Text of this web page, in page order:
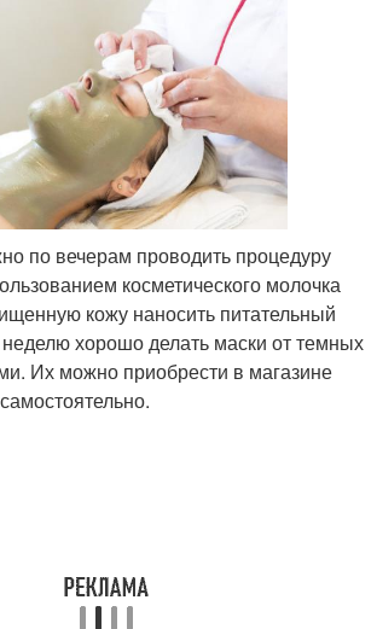
по вечерам проводить процедуру
косметического молочка
кожу наносить питательный
хорошо делать маски от темных
Их можно приобрести в магазине